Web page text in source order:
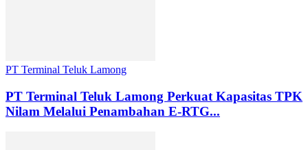
PT Terminal Teluk Lamong
PT Terminal Teluk Lamong Perkuat Kapasitas TPK
Nilam Melalui Penambahan E-RTG...